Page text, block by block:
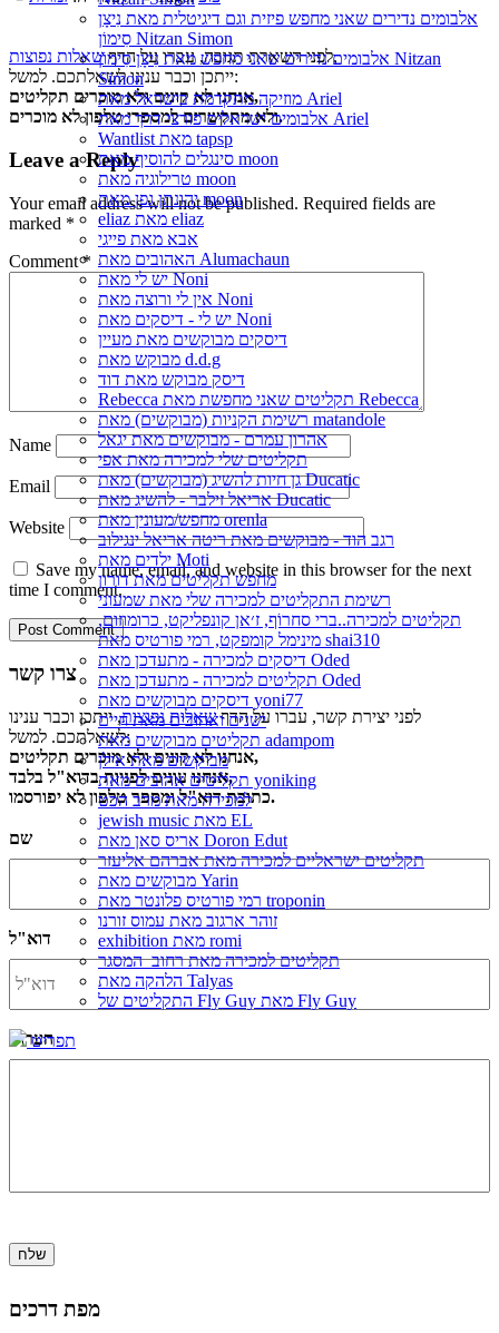
אלבומים נדירים שאני מחפש פיזית וגם דיגיטלית מאת נִיצָן
סִימוֹן Nitzan Simon
אלבומים נדירים שאני מחפש מאת נִיצָן סִימוֹן Nitzan
Simon
מוזיקה מתקדמת בישראל מאת Ariel
אלבומים ישראלים פורצי דרך מאת Ariel
Wantlist מאת tapsp
סינגלים להוסיף מאת moon
טרילוגיה מאת moon
יהונתן גפן מאת moon
eliaz מאת eliaz
אבא מאת פייגי
האהובים מאת Alumachaun
יש לי מאת Noni
אין לי ורוצה מאת Noni
יש לי - דיסקים מאת Noni
דיסקים מבוקשים מאת מעיין
מבוקש מאת d.d.g
דיסק מבוקש מאת דוד
Rebecca תקליטים שאני מחפשת מאת Rebecca
רשימת הקניות (מבוקשים) מאת matandole
אהרון עמרם - מבוקשים מאת יגאל
תקליטים שלי למכירה מאת אפי
גן חיות להשיג (מבוקשים) מאת Ducatic
אריאל זילבר - להשיג מאת Ducatic
מחפש/מעונין מאת orenla
רגב הוד - מבוקשים מאת ריטה אריאל ינגילוב
ילדים מאת Moti
מחפש תקליטים מאת דורון
רשימת התקליטים למכירה שלי מאת שמעוני
תקליטים למכירה..ברי סחרוֹף, ז׳אן קונפליקט, כרומוזום,
מינימל קומפקט, רמי פורטיס מאת shai310
דיסקים למכירה - מתעדכן מאת Oded
תקליטים למכירה - מתעדכן מאת Oded
דיסקים מבוקשים מאת yoni77
ישנים ואהובים מאת חיים
תקליטים מבוקשים מאת adampom
מבוקשים מאת אילן
תקליטים אהובים מאת yoniking
למכירה מאת מרב הכט
jewish music מאת EL
אריס סאן מאת Doron Edut
תקליטים ישראליים למכירה מאת אברהם אליעזר
מבוקשים מאת Yarin
רמי פורטיס פלונטר מאת troponin
זוהר ארגוב מאת עמוס זורנו
exhibition מאת romi
תקליטים למכירה מאת רחוב_המסגר
הלהקה מאת Talyas
התקליטים של Fly Guy מאת Fly Guy
תפריט
לפני השארת תגובה, עברו על הדףשאלות נפוצות
,
ייתכן וכבר ענינו לשאלתכם. למשל:
אנחנו לא קונים ולא מוכרים תקליטים,
ולא מתקשרים למספרי טלפון לא מוכרים.
Leave a Reply
Your email address will not be published. Required fields are
marked *
Comment*
Name
Email
Website
Save my name, email, and website in this browser for the next
time I comment.
צרו קשר
לפני יצירת קשר, עברו על הדףשאלות נפוצות, ייתכן וכבר ענינו
לשאלתכם. למשל:
אנחנו לא קונים ולא מוכרים תקליטים,
אנחנו עונים לפניות בדוא"ל בלבד,
כתובת דוא"ל ומספר טלפון לא יפורסמו.
שם
דוא"ל
הערות
שלח
מפת דרכים